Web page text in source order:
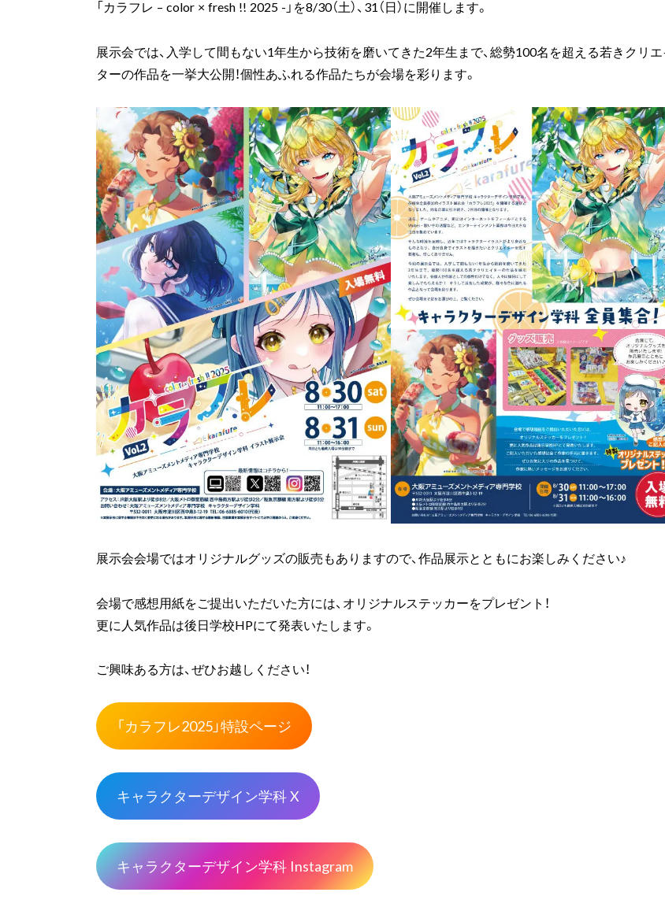
「カラフレ – color × fresh !! 2025 -」を8/30（土）、31（日）に開催します。
展示会では、入学して間もない1年生から技術を磨いてきた2年生まで、総勢100名を超える若きクリエ
ターの作品を一挙大公開！個性あふれる作品たちが会場を彩ります。
展示会会場ではオリジナルグッズの販売もありますので、作品展示とともにお楽しみください♪
会場で感想用紙をご提出いただいた方には、オリジナルステッカーをプレゼント！
更に人気作品は後日学校HPにて発表いたします。
ご興味ある方は、ぜひお越しください！
「カラフレ2025」特設ページ
キャラクターデザイン学科 X
キャラクターデザイン学科 Instagram